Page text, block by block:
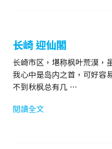
长崎 迎仙閣
长崎市区，堪称枫叶荒漠，
我心中是岛内之首，可好容
不到秋枫总有几 …
閱讀全文